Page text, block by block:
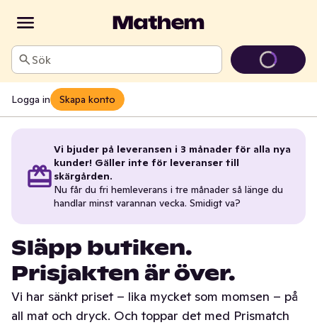
Sök
Logga in Skapa konto
Vi bjuder på leveransen i 3 månader för alla nya
kunder! Gäller inte för leveranser till
skärgården.
Nu får du fri hemleverans i tre månader så länge du
handlar minst varannan vecka. Smidigt va?
Släpp butiken.
Prisjakten är över.
Vi har sänkt priset – lika mycket som momsen – på
all mat och dryck. Och toppar det med Prismatch